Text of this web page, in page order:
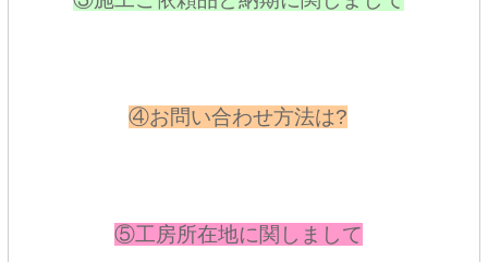
④お問い合わせ方法は?
⑤工房所在地に関しまして